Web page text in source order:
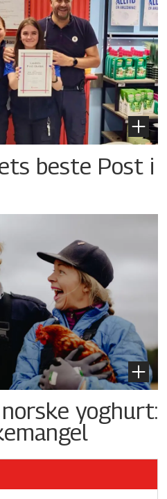
beste Post i
yoghurt: